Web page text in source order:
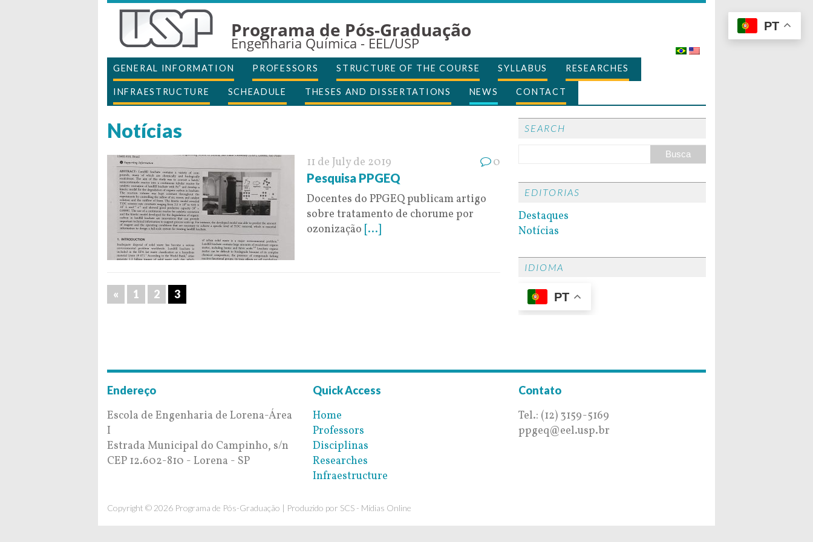
Programa de Pós-Graduação
Engenharia Química - EEL/USP
GENERAL INFORMATION PROFESSORS STRUCTURE OF THE COURSE SYLLABUS RESEARCHES
INFRAESTRUCTURE SCHEADULE THESES AND DISSERTATIONS NEWS CONTACT
Notícias
11 de July de 2019 0
Pesquisa PPGEQ
Docentes do PPGEQ publicam artigo
sobre tratamento de chorume por
ozonização [...]
« 1 2 3
SEARCH
EDITORIAS
Destaques
Notícias
IDIOMA
PT
Endereço
Escola de Engenharia de Lorena-Área
I
Estrada Municipal do Campinho, s/n
CEP 12.602-810 - Lorena - SP
Quick Access
Home
Professors
Disciplinas
Researches
Infraestructure
Contato
Tel.: (12) 3159-5169
ppgeq@eel.usp.br
Copyright © 2026 Programa de Pós-Graduação | Produzido por SCS - Mídias Online
PT